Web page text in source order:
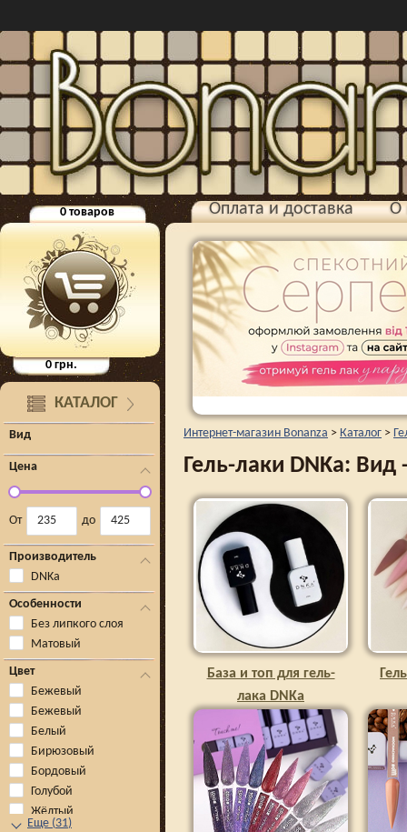
0товаров
0грн.
КАТАЛОГ
Вид
Цена
От до
Производитель
DNKa
Особенности
Без липкого слоя
Матовый
Цвет
Бежевый
Бежевый
Белый
Бирюзовый
Бордовый
Голубой
Жёлтый
Еще (31)
Оплата и доставка О
Интернет-магазин Bonanza > Каталог >
Гель-лаки DNKa: Вид
База и топ для гель-
лака DNKa